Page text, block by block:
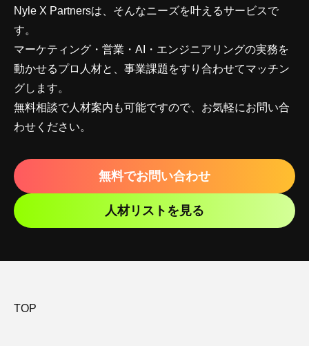
Nyle X Partnersは、そんなニーズを叶えるサービスで
す。
マーケティング・営業・AI・エンジニアリングの実務を
動かせるプロ人材と、事業課題をすり合わせてマッチン
グします。
無料相談で人材案内も可能ですので、お気軽にお問い合
わせください。
無料でお問い合わせ
人材リストを見る
TOP